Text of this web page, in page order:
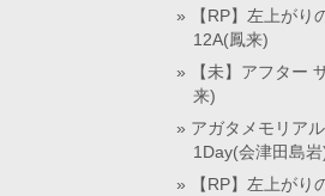
【RP】左上がり
12A(鳳来)
【未】アフター
来)
アガタメモリア
1Day(会津田島岩
【RP】左上がり